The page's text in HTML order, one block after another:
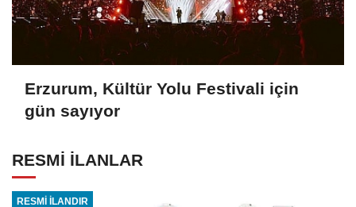
Erzurum, Kültür Yolu Festivali için
gün sayıyor
RESMİ İLANLAR
RESMİ İLANDIR